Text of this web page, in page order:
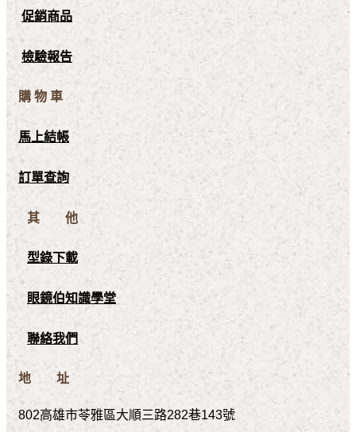
促銷商品
檢驗報告
購 物 車
馬上結帳
訂單查詢
其 他
型錄下載
眼鏡伯知識學堂
聯絡我們
地 址
802高雄市苓雅區大順三路282巷143號